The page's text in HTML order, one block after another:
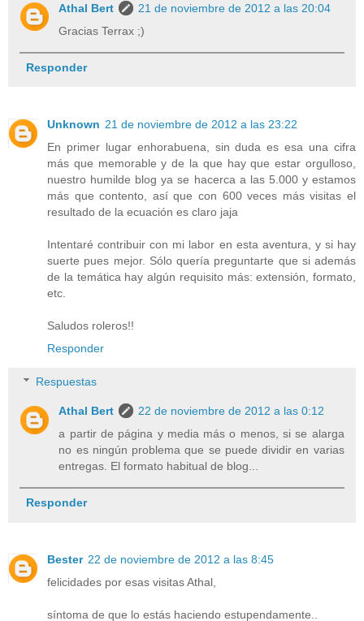
Athal Bert
21 de noviembre de 2012 a las 20:04
Gracias Terrax ;)
Responder
Unknown 21 de noviembre de 2012 a las 23:22
En primer lugar enhorabuena, sin duda es esa una cifra
más que memorable y de la que hay que estar orgulloso,
nuestro humilde blog ya se hacerca a las 5.000 y estamos
más que contento, así que con 600 veces más visitas el
resultado de la ecuación es claro jaja
Intentaré contribuir con mi labor en esta aventura, y si hay
suerte pues mejor. Sólo quería preguntarte que si además
de la temática hay algún requisito más: extensión, formato,
etc.
Saludos roleros!!
Responder
Respuestas
Athal Bert
22 de noviembre de 2012 a las 0:12
a partir de página y media más o menos, si se alarga
no es ningún problema que se puede dividir en varias
entregas. El formato habitual de blog...
Responder
Bester 22 de noviembre de 2012 a las 8:45
felicidades por esas visitas Athal,
síntoma de que lo estás haciendo estupendamente..